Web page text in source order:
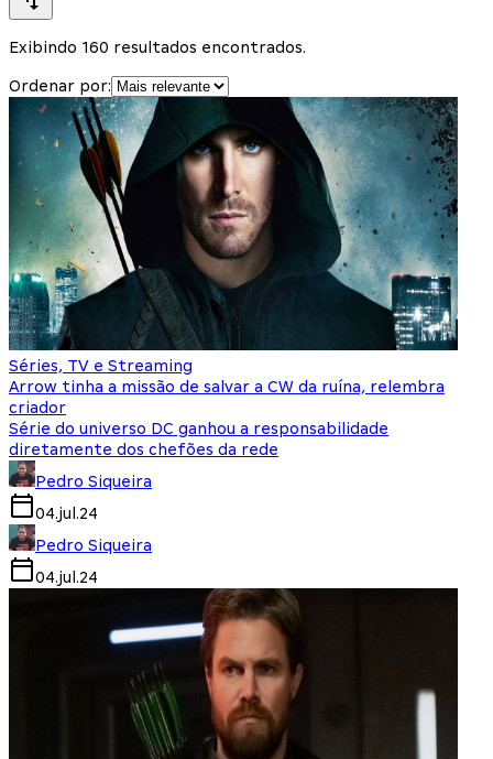
Exibindo 160 resultados encontrados.
Ordenar por:
Séries, TV e Streaming
Arrow tinha a missão de salvar a CW da ruína, relembra
criador
Série do universo DC ganhou a responsabilidade
diretamente dos chefões da rede
Pedro Siqueira
04.jul.24
Pedro Siqueira
04.jul.24